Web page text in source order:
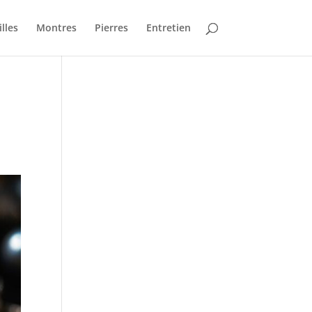
Montres Pierres Entretien